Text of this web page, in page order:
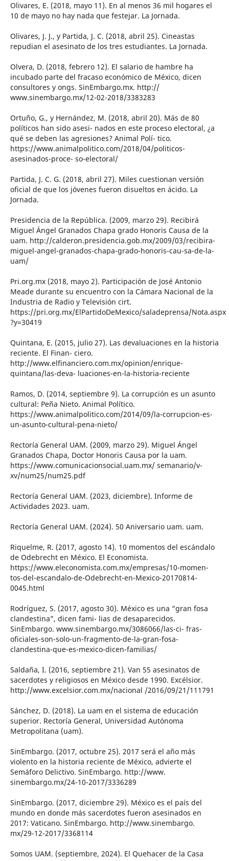
Olivares, E. (2018, mayo 11). En al menos 36 mil hogares el
10 de mayo no hay nada que festejar. La Jornada.
Olivares, J. J., y Partida, J. C. (2018, abril 25). Cineastas
repudian el asesinato de los tres estudiantes. La Jornada.
Olvera, D. (2018, febrero 12). El salario de hambre ha
incubado parte del fracaso económico de México, dicen
consultores y ongs. SinEmbargo.mx. http://
www.sinembargo.mx/12-02-2018/3383283
Ortuño, G., y Hernández, M. (2018, abril 20). Más de 80
políticos han sido asesi- nados en este proceso electoral, ¿a
qué se deben las agresiones? Animal Polí- tico.
https://www.animalpolitico.com/2018/04/politicos-
asesinados-proce- so-electoral/
Partida, J. C. G. (2018, abril 27). Miles cuestionan versión
oficial de que los jóvenes fueron disueltos en ácido. La
Jornada.
Presidencia de la República. (2009, marzo 29). Recibirá
Miguel Ángel Granados Chapa grado Honoris Causa de la
uam. http://calderon.presidencia.gob.mx/2009/03/recibira-
miguel-angel-granados-chapa-grado-honoris-cau-sa-de-la-
uam/
Pri.org.mx (2018, mayo 2). Participación de José Antonio
Meade durante su encuentro con la Cámara Nacional de la
Industria de Radio y Televisión cirt.
https://pri.org.mx/ElPartidoDeMexico/saladeprensa/Nota.aspx
?y=30419
Quintana, E. (2015, julio 27). Las devaluaciones en la historia
reciente. El Finan- ciero.
http://www.elfinanciero.com.mx/opinion/enrique-
quintana/las-deva- luaciones-en-la-historia-reciente
Ramos, D. (2014, septiembre 9). La corrupción es un asunto
cultural: Peña Nieto. Animal Político.
https://www.animalpolitico.com/2014/09/la-corrupcion-es-
un-asunto-cultural-pena-nieto/
Rectoría General UAM. (2009, marzo 29). Miguel Ángel
Granados Chapa, Doctor Honoris Causa por la uam.
https://www.comunicacionsocial.uam.mx/ semanario/v-
xv/num25/num25.pdf
Rectoría General UAM. (2023, diciembre). Informe de
Actividades 2023. uam.
Rectoría General UAM. (2024). 50 Aniversario uam. uam.
Riquelme, R. (2017, agosto 14). 10 momentos del escándalo
de Odebrecht en México. El Economista.
https://www.eleconomista.com.mx/empresas/10-momen-
tos-del-escandalo-de-Odebrecht-en-Mexico-20170814-
0045.html
Rodríguez, S. (2017, agosto 30). México es una “gran fosa
clandestina”, dicen fami- lias de desaparecidos.
SinEmbargo. www.sinembargo.mx/3086066/las-ci- fras-
oficiales-son-solo-un-fragmento-de-la-gran-fosa-
clandestina-que-es-mexico-dicen-familias/
Saldaña, I. (2016, septiembre 21). Van 55 asesinatos de
sacerdotes y religiosos en México desde 1990. Excélsior.
http://www.excelsior.com.mx/nacional /2016/09/21/111791
Sánchez, D. (2018). La uam en el sistema de educación
superior. Rectoría General, Universidad Autónoma
Metropolitana (uam).
SinEmbargo. (2017, octubre 25). 2017 será el año más
violento en la historia reciente de México, advierte el
Semáforo Delictivo. SinEmbargo. http://www.
sinembargo.mx/24-10-2017/3336289
SinEmbargo. (2017, diciembre 29). México es el país del
mundo en donde más sacerdotes fueron asesinados en
2017: Vaticano. SinEmbargo. http://www.sinembargo.
mx/29-12-2017/3368114
Somos UAM. (septiembre, 2024). El Quehacer de la Casa